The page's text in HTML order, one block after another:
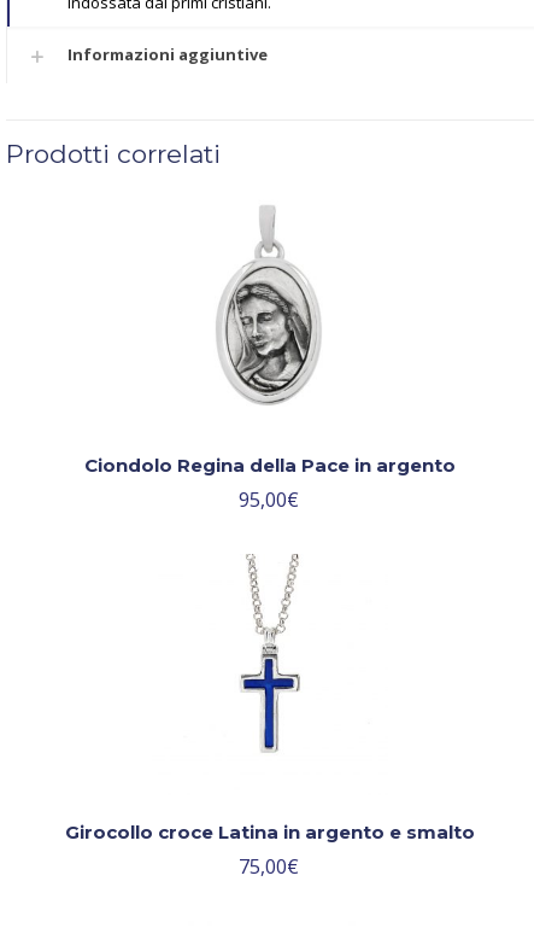
Informazioni aggiuntive
Prodotti correlati
Ciondolo Regina della Pace in argento
95,00€
Girocollo croce Latina in argento e smalto
75,00€